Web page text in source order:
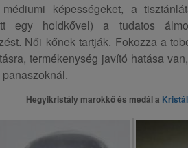
képességeket, a
egy holdkővel) a tudatos
Női kőnek tartják. Fokozza a
termékenység javító hatása
Hegyikristály marokkő és medál a